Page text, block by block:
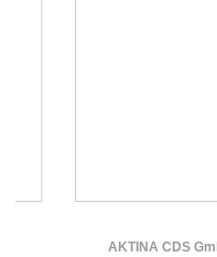
AKTINA CDS GmbH